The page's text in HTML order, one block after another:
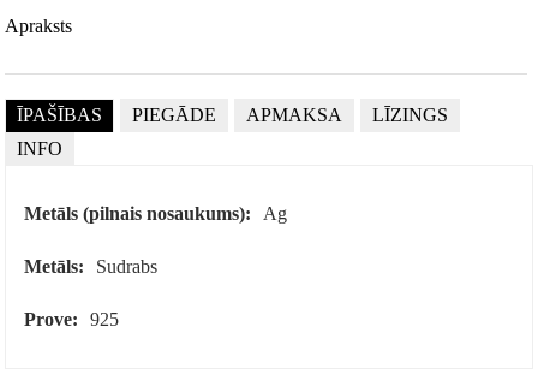
Apraksts
ĪPAŠĪBAS PIEGĀDE APMAKSA
LĪZINGS
INFO
Metāls (pilnais nosaukums): Ag
Metāls: Sudrabs
Prove: 925